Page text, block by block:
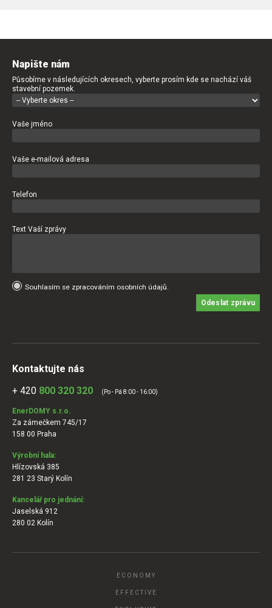
Napište nám
Působíme v následujících okresech, vyberte prosím kde se nachází váš
stavební pozemek.
Vaše jméno
Vaše e-mailová adresa
Telefon
Text Vaší zprávy
Souhlasím se zpracováním osobních údajů.
Odeslat zprávu
Kontaktujte nás
+ 420 800 320 320 (Po - Pá 8:00 - 16:00)
EnerDOMY s.r.o.
Za zámečkem 745/17
158 00 Praha
Výrobní hala:
Hlízovská 385
281 23 Starý Kolín
Kancelář pro jednání:
Jaselská 912
280 02 Kolín
ECONOMY
EFFECTIVE